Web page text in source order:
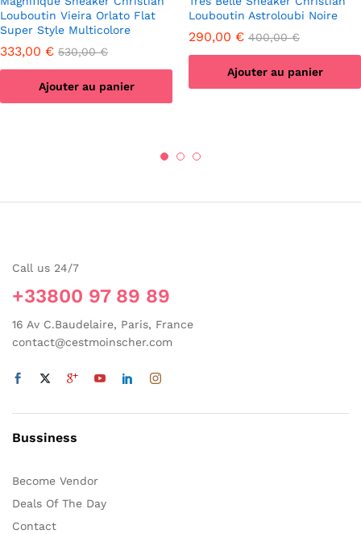
Louboutin Vieira Orlato Flat
Super Style Multicolore
333,00 € 530,00€
Ajouter au panier
Louboutin Astroloubi Noire
290,00 € 400,00€
Ajouter au panier
Call us 24/7
+33800 97 89 89
16 Av C.Baudelaire, Paris, France
contact@cestmoinscher.com
Bussiness
Become Vendor
Deals Of The Day
Contact